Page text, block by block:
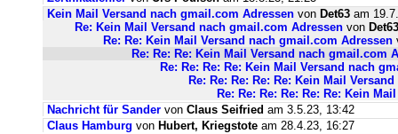
Kein Mail Versand nach gmail.com Adressen von Det63 am
Re: Kein Mail Versand nach gmail.com Adressen von Det63
Re: Re: Kein Mail Versand nach gmail.com Adressen
Re: Re: Re: Kein Mail Versand nach gmail.com
Re: Re: Re: Re: Kein Mail Versand nach
Re: Re: Re: Re: Re: Kein Mail
Re: Re: Re: Re: Re: Re: Kein
Nachricht für Sander von Claus Seifried am 3.5.23, 13:42
Claus Hamburg von Hubert, Kriegstote am 28.4.23, 16:27